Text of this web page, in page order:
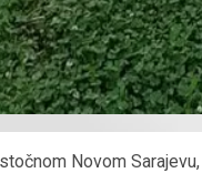
Novom